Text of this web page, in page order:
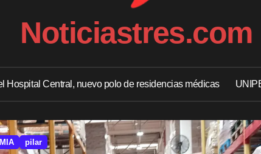
Noticiastres.com
Hospital Central, nuevo polo de residencias médicas
pilar